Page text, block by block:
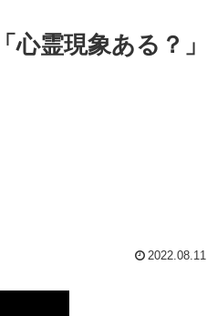
心霊現象ある？」
2022.08.11